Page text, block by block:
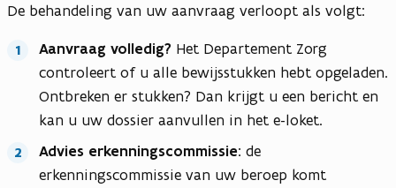
De behandeling van uw aanvraag verloopt als volgt:
Aanvraag volledig? Het Departement Zorg
controleert of u alle bewijsstukken hebt opgeladen.
Ontbreken er stukken? Dan krijgt u een bericht en
kan u uw dossier aanvullen in het e-loket.
Advies erkenningscommissie: de
erkenningscommissie van uw beroep komt